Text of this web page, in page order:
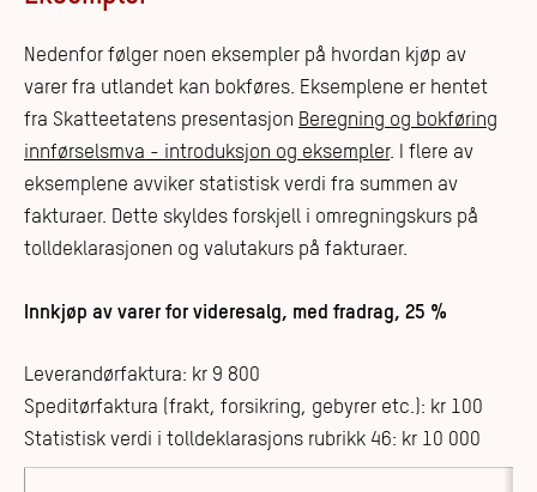
Nedenfor følger noen eksempler på hvordan kjøp av
varer fra utlandet kan bokføres. Eksemplene er hentet
fra Skatteetatens presentasjon Beregning og bokføring
innførselsmva - introduksjon og eksempler. I flere av
eksemplene avviker statistisk verdi fra summen av
fakturaer. Dette skyldes forskjell i omregningskurs på
tolldeklarasjonen og valutakurs på fakturaer.
Innkjøp av varer for videresalg, med fradrag, 25 %​
Leverandørfaktura: kr 9 800
Speditørfaktura (frakt, forsikring, gebyrer etc.): kr 100
Statistisk verdi i tolldeklarasjons rubrikk 46: kr 10 000